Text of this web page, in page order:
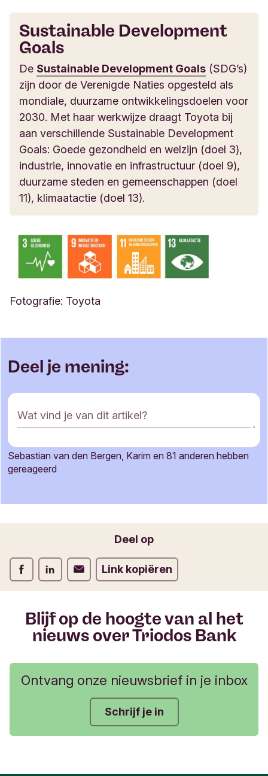
Sustainable Development
Goals
De Sustainable Development Goals (SDG’s)
zijn door de Verenigde Naties opgesteld als
mondiale, duurzame ontwikkelingsdoelen voor
2030. Met haar werkwijze draagt Toyota bij
aan verschillende Sustainable Development
Goals: Goede gezondheid en welzijn (doel 3),
industrie, innovatie en infrastructuur (doel 9),
duurzame steden en gemeenschappen (doel
11), klimaatactie (doel 13).
Fotografie: Toyota
Deel je mening:
R
e
c
t
f
u
i
Wat vind je van dit artikel?
Je naam
Jouw e-mailadres
Sebastian van den Bergen, Karim en 81 anderen hebben
gereageerd
Deel op
Deel op Facebook
Deel op LinkedInDeel op Verstuur per email
Link kopiëren
Blijf op de hoogte van al het
nieuws over Triodos Bank
Ontvang onze nieuwsbrief in je inbox
Schrijf je in